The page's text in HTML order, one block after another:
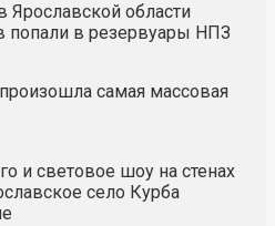
Ярославской области
попали в резервуары НПЗ
самая массовая
и световое шоу на стенах
село Курба